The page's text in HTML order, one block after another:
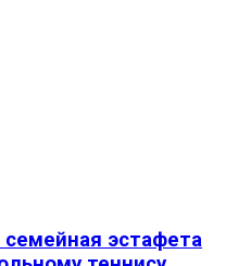
эстафета